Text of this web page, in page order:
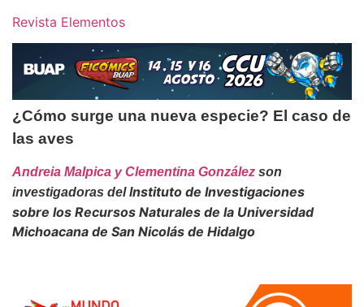
Revista Elementos
¿Cómo surge una nueva especie? El caso de
las aves
Andreia Malpica yClementina González son
investigadoras del Instituto de Investigaciones
sobre los Recursos Naturales de la Universidad
Michoacana de San Nicolás de Hidalgo